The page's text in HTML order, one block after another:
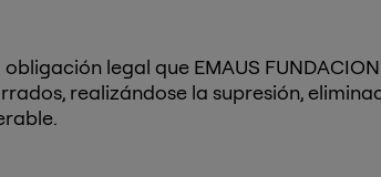
legal que EMAUS
realizándose la supresión,